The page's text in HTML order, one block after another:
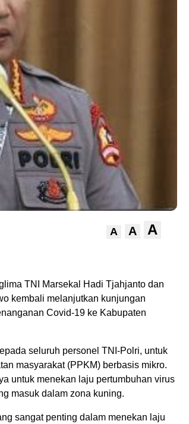
A A A
TNI Marsekal Hadi Tjahjanto dan
kembali melanjutkan kunjungan
Covid-19 ke Kabupaten
seluruh personel TNI-Polri, untuk
masyarakat (PPKM) berbasis mikro.
untuk menekan laju pertumbuhan virus
masuk dalam zona kuning.
sangat penting dalam menekan laju